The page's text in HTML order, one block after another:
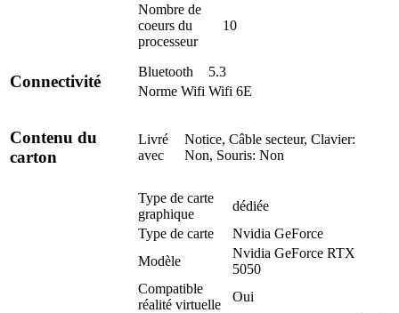
Nombre de
coeurs du
processeur
10
Connectivité
Bluetooth
5.3
Norme Wifi Wifi 6E
Contenu du
carton
Livré
avec
Notice, Câble secteur, Clavier:
Non, Souris: Non
Type de carte
graphique
dédiée
Type de carte
Nvidia GeForce
Modèle
Nvidia GeForce RTX
5050
Compatible
réalité virtuelle
Oui